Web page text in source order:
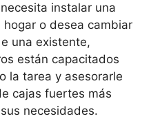
instalar una
o desea cambiar
una existente,
están capacitados
la tarea y asesorarle
cajas fuertes más
necesidades.